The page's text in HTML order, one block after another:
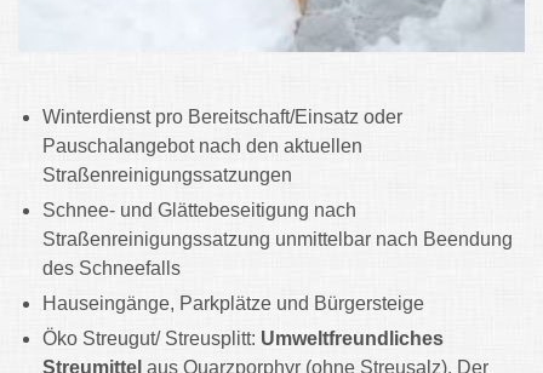
Winterdienst pro Bereitschaft/Einsatz oder
Pauschalangebot nach den aktuellen
Straßenreinigungssatzungen
Schnee- und Glättebeseitigung nach
Straßenreinigungssatzung unmittelbar nach Beendung
des Schneefalls
Hauseingänge, Parkplätze und Bürgersteige
Öko Streugut/ Streusplitt: Umweltfreundliches
Streumittel aus Quarzporphyr (ohne Streusalz). Der